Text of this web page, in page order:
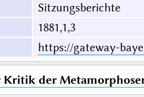
Sitzungsberichte
1881,1,3
https://gateway-
Kritik der